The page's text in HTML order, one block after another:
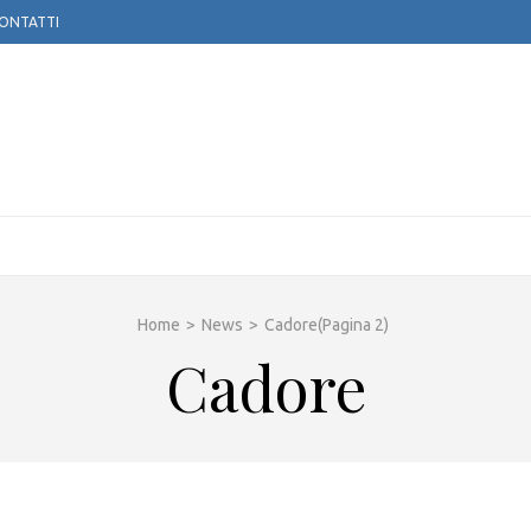
Home > News > Cadore(Pagina 2)
Cadore